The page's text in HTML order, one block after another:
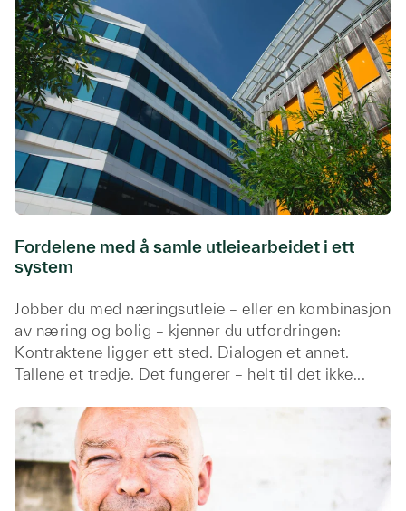
Fordelene med å samle utleiearbeidet i ett
system
Jobber du med næringsutleie – eller en kombinasjon
av næring og bolig – kjenner du utfordringen:
Kontraktene ligger ett sted. Dialogen et annet.
Tallene et tredje. Det fungerer – helt til det ikke...